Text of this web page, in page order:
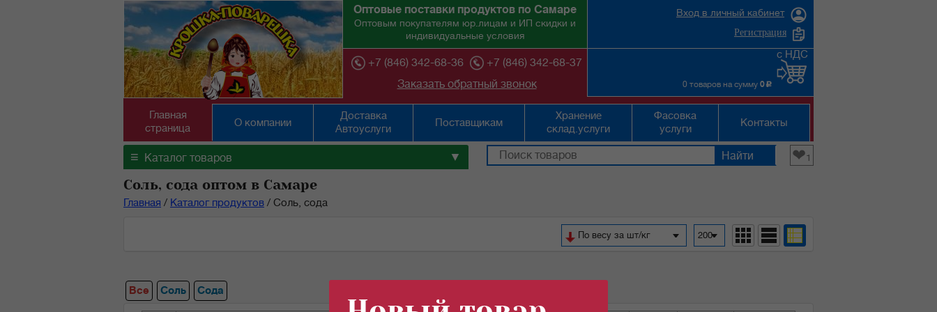
Оптовые поставки продуктов по Самаре
Оптовым покупателям юр.лицам и ИП скидки и
индивидуальные условия
+7 (846) 342-68-36
+7 (846) 342-68-37
Заказать обратный звонок
Вход в личный кабинет
Регистрация
0 товаров на сумму 0 c
с НДС
Главная
страница
О компании
Доставка
Автоуслуги
Поставщикам
Хранение
склад.услуги
Фасовка
услуги
Контакты
≡ Каталог товаров ▼ ❤1
Соль, сода оптом в Самаре
Главная / Каталог продуктов / Соль, сода
200
По весу за шт/кг
Все Соль Сода